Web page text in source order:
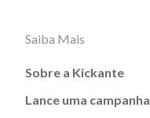
Saiba Mais
Sobre a Kickante
Lance uma campanha